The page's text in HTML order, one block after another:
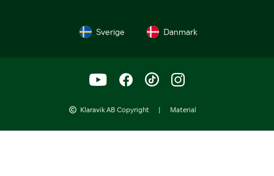
Sverige Danmark
Klaravik AB Copyright | Material